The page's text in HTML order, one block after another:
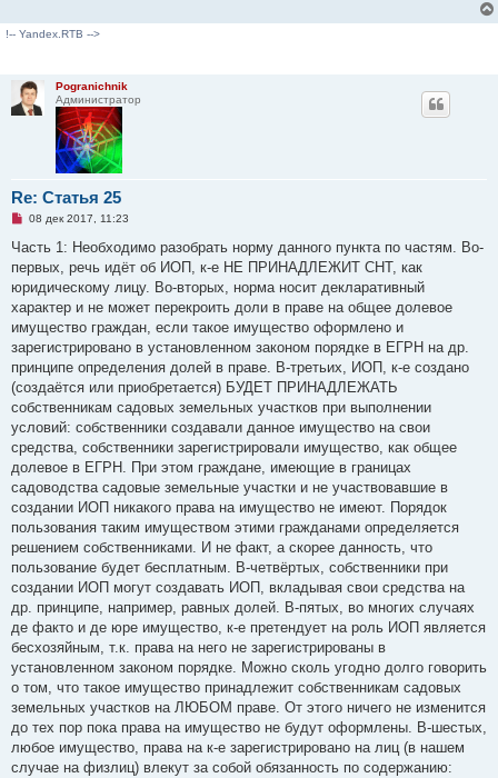
!-- Yandex.RTB -->
Pogranichnik
Администратор
Re: Статья 25
Н
п
о
ч
и
т
а
н
н
о
с
о
б
щ
н
и
е
08 дек 2017, 11:23
Часть 1: Необходимо разобрать норму данного пункта по частям. Во-
первых, речь идёт об ИОП, к-е НЕ ПРИНАДЛЕЖИТ СНТ, как
юридическому лицу. Во-вторых, норма носит декларативный
характер и не может перекроить доли в праве на общее долевое
имущество граждан, если такое имущество оформлено и
зарегистрировано в установленном законом порядке в ЕГРН на др.
принципе определения долей в праве. В-третьих, ИОП, к-е создано
(создаётся или приобретается) БУДЕТ ПРИНАДЛЕЖАТЬ
собственникам садовых земельных участков при выполнении
условий: собственники создавали данное имущество на свои
средства, собственники зарегистрировали имущество, как общее
долевое в ЕГРН. При этом граждане, имеющие в границах
садоводства садовые земельные участки и не участвовавшие в
создании ИОП никакого права на имущество не имеют. Порядок
пользования таким имуществом этими гражданами определяется
решением собственниками. И не факт, а скорее данность, что
пользование будет бесплатным. В-четвёртых, собственники при
создании ИОП могут создавать ИОП, вкладывая свои средства на
др. принципе, например, равных долей. В-пятых, во многих случаях
де факто и де юре имущество, к-е претендует на роль ИОП является
бесхозяйным, т.к. права на него не зарегистрированы в
установленном законом порядке. Можно сколь угодно долго говорить
о том, что такое имущество принадлежит собственникам садовых
земельных участков на ЛЮБОМ праве. От этого ничего не изменится
до тех пор пока права на имущество не будут оформлены. В-шестых,
любое имущество, права на к-е зарегистрировано на лиц (в нашем
случае на физлиц) влекут за собой обязанность по содержанию: